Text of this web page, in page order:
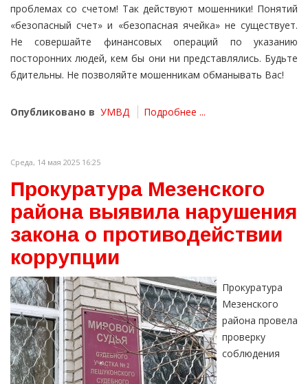
проблемах со счетом! Так действуют мошенники! Понятий
«безопасный счет» и «безопасная ячейка» не существует.
Не совершайте финансовых операций по указанию
посторонних людей, кем бы они ни представлялись. Будьте
бдительны. Не позволяйте мошенникам обманывать Вас!
Опубликовано в УМВД Подробнее ...
Среда, 14 мая 2025 16:25
Прокуратура Мезенского
района выявила нарушения
закона о противодействии
коррупции
Прокуратура
Мезенского
района провела
проверку
соблюдения